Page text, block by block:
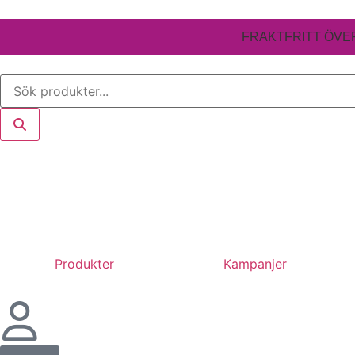
FRAKTFRITT
Produkter Kampanjer